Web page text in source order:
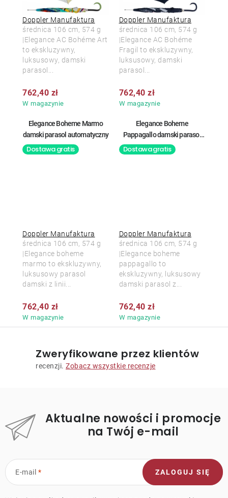
Doppler Manufaktura
W magazynie
762,40 zł
średnica 106 cm, 574 g
|Elegance AC Bohéme Art
to ekskluzywny,
luksusowy, damski
parasol...
Doppler Manufaktura
W magazynie
762,40 zł
średnica 106 cm, 574 g
|Elegance AC Bohéme
Fragil to ekskluzywny,
luksusowy, damski
parasol...
Elegance Boheme Marmo
damski parasol automatyczny
Dostawa gratis
Doppler Manufaktura
W magazynie
762,40 zł
średnica 106 cm, 574 g
|Elegance boheme
marmo to ekskluzywny,
luksusowy parasol
damski z linii...
Elegance Boheme
Pappagallo damski parasol
automatyczny
Dostawa gratis
Doppler Manufaktura
W magazynie
762,40 zł
średnica 106 cm, 574 g
|Elegance boheme
pappagallo to
ekskluzywny, luksusowy
damski parasol z...
Zweryfikowane przez klientów
recenzji. Zobacz wszystkie recenzje
Aktualne nowości i promocje
na Twój e-mail
E-mail ZALOGUJ SIĘ